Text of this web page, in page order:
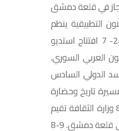
المقبلة . 13-7 إطلاق مهرجان الجاز في قلعة دمشق
الثقافي الدولي في المغرب. 20-7 معهد الفنون التطبيقية ينظم
ملتقى النحت الدولي الواقعي بمشاركة عشرة فنانين من سورية وتسع دول أجنبية . 24- 7 افتتاح استديو
العربي السوري.
افتتاح معرض مكتبة الأسد الدولي السادس
العرب والأتراك مسيرة تاريخ وحضارة
بالتعاون مع مركز الأبحاث للتاريخ والفنون والثقافة الإسلامية أرسيكا في اسطنبول . 5- 8 وزارة الثقافة تقيم
الملتقى الثاني للتواصل الثقافي بين مشرق الأمة. 6-8 الفنان مارسيل خليفة يحيي حفلا في قلعة دمشق. 9-8